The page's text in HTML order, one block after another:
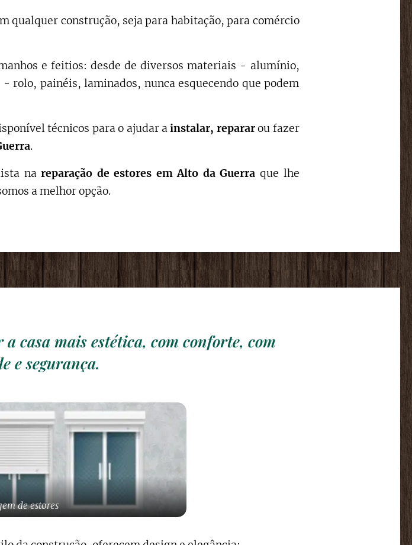
qualquer construção, seja para habitação, para comércio
e feitios: desde de diversos materiais - alumínio,
painéis, laminados, nunca esquecendo que podem
técnicos para o ajudar ainstalar, repararou fazer
.
nareparação de estores emAlto da Guerra que lhe
a melhor opção.
casa mais estética, com conforte, com
e segurança.
de estores